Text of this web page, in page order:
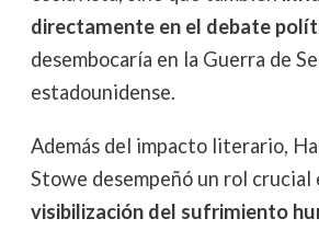
directamente en el debate
desembocaría en la Guerra de
estadounidense.
Además del impacto literario,
Stowe desempeñó un rol crucial
visibilización del sufrimiento